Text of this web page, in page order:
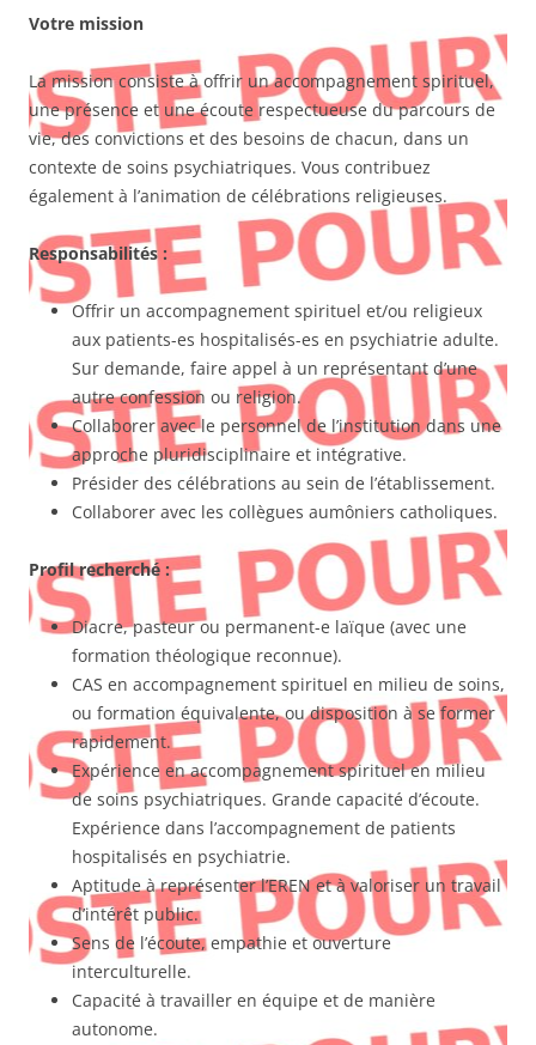
Votre mission
La mission consiste à offrir un accompagnement spirituel,
une présence et une écoute respectueuse du parcours de
vie, des convictions et des besoins de chacun, dans un
contexte de soins psychiatriques. Vous contribuez
également à l’animation de célébrations religieuses.
Responsabilités :
Offrir un accompagnement spirituel et/ou religieux
aux patients-es hospitalisés-es en psychiatrie adulte.
Sur demande, faire appel à un représentant d’une
autre confession ou religion.
Collaborer avec le personnel de l’institution dans une
approche pluridisciplinaire et intégrative.
Présider des célébrations au sein de l’établissement.
Collaborer avec les collègues aumôniers catholiques.
Profil recherché :
Diacre, pasteur ou permanent-e laïque (avec une
formation théologique reconnue).
CAS en accompagnement spirituel en milieu de soins,
ou formation équivalente, ou disposition à se former
rapidement.
Expérience en accompagnement spirituel en milieu
de soins psychiatriques. Grande capacité d’écoute.
Expérience dans l’accompagnement de patients
hospitalisés en psychiatrie.
Aptitude à représenter l’EREN et à valoriser un travail
d’intérêt public.
Sens de l’écoute, empathie et ouverture
interculturelle.
Capacité à travailler en équipe et de manière
autonome.